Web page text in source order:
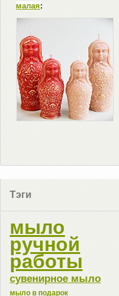
малая:
Тэги
мыло
ручной
работы
сувенирное мыло
мыло в подарок